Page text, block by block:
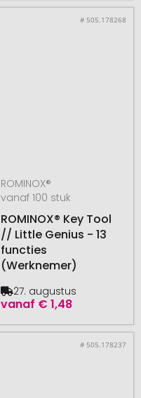
# 505.178268
ROMINOX®
vanaf 100 stuk
ROMINOX® Key Tool
// Little Genius - 13
functies
(Werknemer)
vanaf € 1,48
27. augustus
# 505.178237